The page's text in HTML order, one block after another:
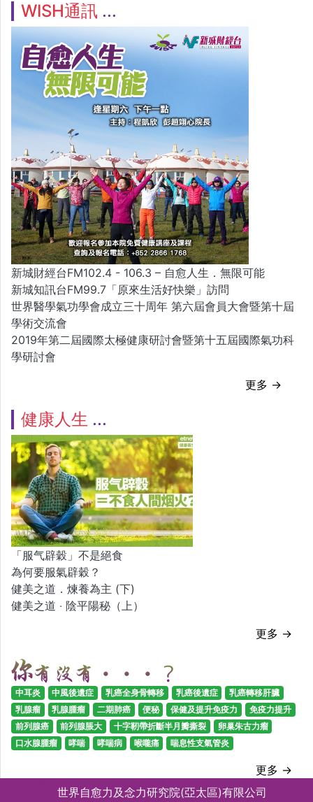
WISH通訊
新城財經台FM102.4 - 106.3 – 自愈人生．無限可能
新城知訊台FM99.7「原來生活好快樂」訪問
世界醫學氣功學會成立三十周年 第六屆會員大會暨第十屆
學術交流會
2019年第二屆國際太極健康研討會暨第十五屆國際氣功科
學研討會
更多 →
健康人生
「服气辟穀」不是絕食
為何要服氣辟穀？
健美之道．煉養為主 (下)
健美之道 ‧ 陰平陽秘（上）
更多 →
中耳炎 中風後遺症 乳癌全身骨轉移 乳癌後遺症
乳癌轉移肝臟
乳腺瘤
乳腺腫瘤 二期肺癌 便秘 保健及提升免疫力
免疫力提升
前列腺癌
前列腺脹大 十字靭帶折斷半月瓣撕裂
卵巢朱古力瘤
口水腺腫瘤
哮喘 哮喘病 喉嚨痛 喘息性支氣管炎
更多 →
世界自愈力及念力研究院(亞太區)有限公司